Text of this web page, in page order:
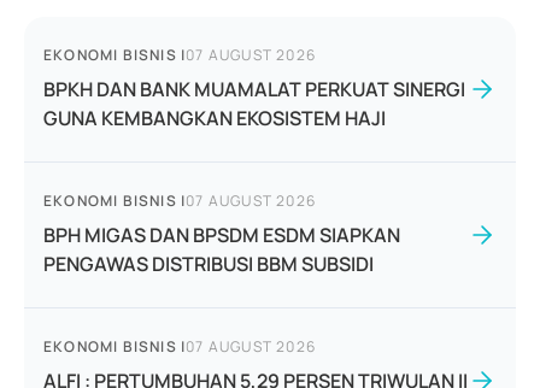
EKONOMI BISNIS |07 AUGUST 2026
BPKH DAN BANK MUAMALAT PERKUAT SINERGI
GUNA KEMBANGKAN EKOSISTEM HAJI
EKONOMI BISNIS |07 AUGUST 2026
BPH MIGAS DAN BPSDM ESDM SIAPKAN
PENGAWAS DISTRIBUSI BBM SUBSIDI
EKONOMI BISNIS |07 AUGUST 2026
ALFI : PERTUMBUHAN 5,29 PERSEN TRIWULAN II